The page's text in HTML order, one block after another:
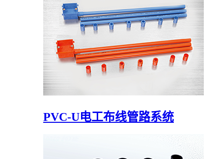
PVC-U电工布线管路系统